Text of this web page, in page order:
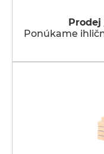
Prodej
Ponúkame